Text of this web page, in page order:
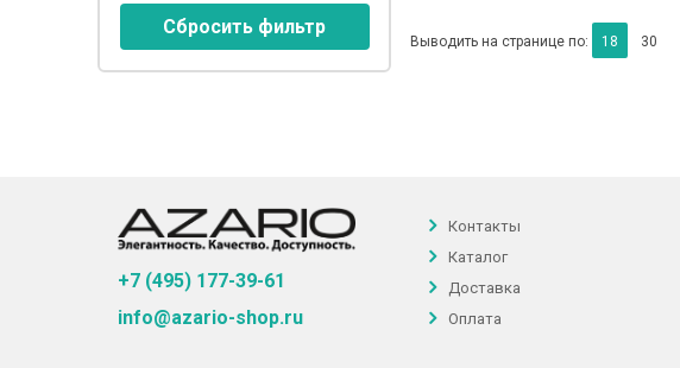
Сбросить фильтр
Выводить на странице по: 18 30
+7 (495) 177-39-61
info@azario-shop.ru
Контакты
Каталог
Доставка
Оплата